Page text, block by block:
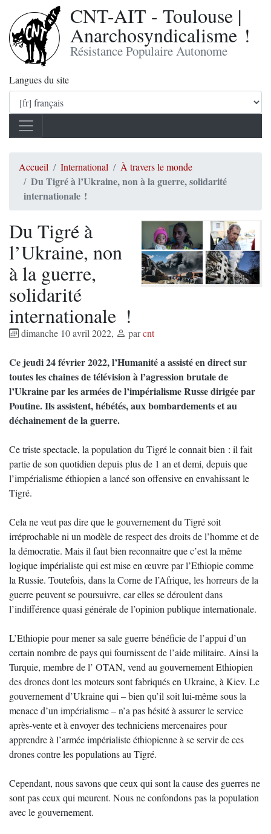
CNT-AIT - Toulouse |
Anarchosyndicalisme !
Résistance Populaire Autonome
Langues du site
Accueil International À travers le monde
Du Tigré à l’Ukraine, non à la guerre, solidarité
internationale !
Du Tigré à
l’Ukraine, non
à la guerre,
solidarité
internationale !
dimanche 10 avril 2022, parcnt
Ce jeudi 24 février 2022, l’Humanité a assisté en direct sur
toutes les chaines de télévision à l’agression brutale de
l’Ukraine par les armées de l’impérialisme Russe dirigée par
Poutine. Ils assistent, hébétés, aux bombardements et au
déchainement de la guerre.
Ce triste spectacle, la population du Tigré le connait bien : il fait
partie de son quotidien depuis plus de 1 an et demi, depuis que
l’impérialisme éthiopien a lancé son offensive en envahissant le
Tigré.
Cela ne veut pas dire que le gouvernement du Tigré soit
irréprochable ni un modèle de respect des droits de l’homme et de
la démocratie. Mais il faut bien reconnaitre que c’est la même
logique impérialiste qui est mise en œuvre par l’Ethiopie comme
la Russie. Toutefois, dans la Corne de l’Afrique, les horreurs de la
guerre peuvent se poursuivre, car elles se déroulent dans
l’indifférence quasi générale de l’opinion publique internationale.
L’Ethiopie pour mener sa sale guerre bénéficie de l’appui d’un
certain nombre de pays qui fournissent de l’aide militaire. Ainsi la
Turquie, membre de l’ OTAN, vend au gouvernement Ethiopien
des drones dont les moteurs sont fabriqués en Ukraine, à Kiev. Le
gouvernement d’Ukraine qui – bien qu’il soit lui-même sous la
menace d’un impérialisme – n’a pas hésité à assurer le service
après-vente et à envoyer des techniciens mercenaires pour
apprendre à l’armée impérialiste éthiopienne à se servir de ces
drones contre les populations au Tigré.
Cependant, nous savons que ceux qui sont la cause des guerres ne
sont pas ceux qui meurent. Nous ne confondons pas la population
avec le gouvernement.